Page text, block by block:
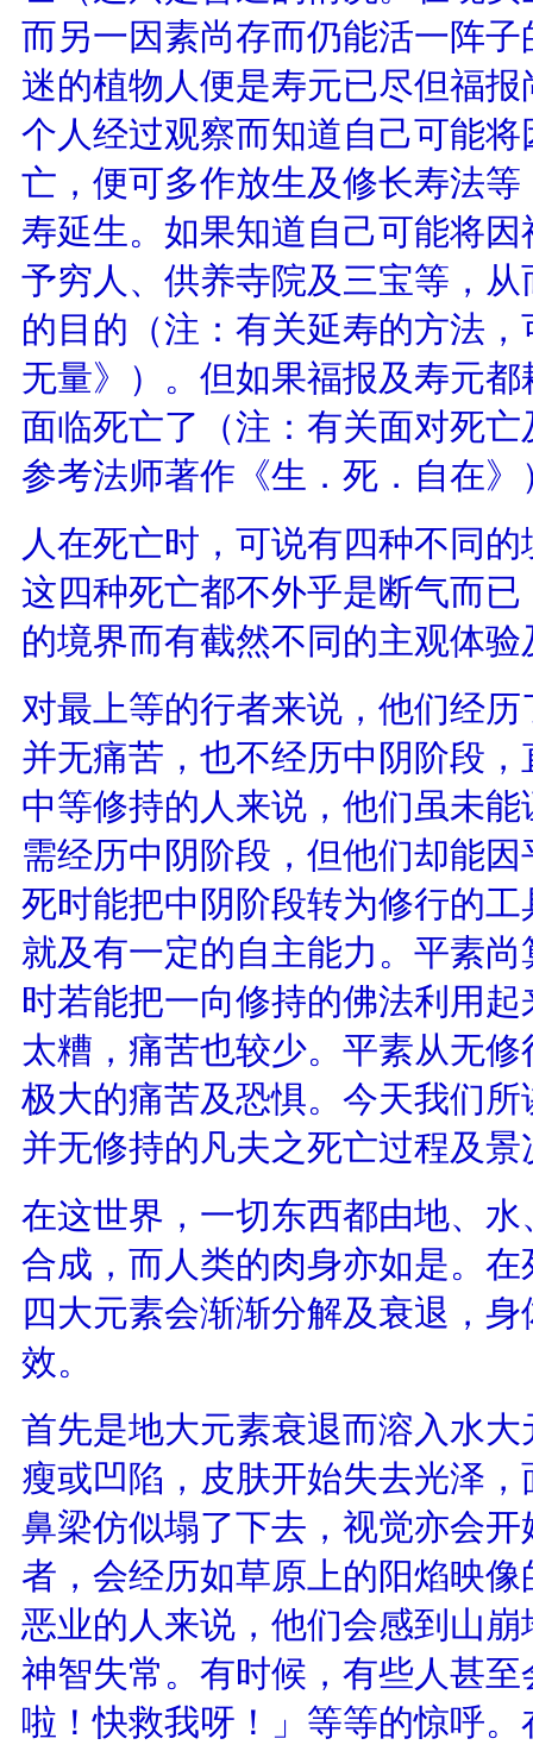
而另一因素尚存而仍能活一阵
迷的植物人便是寿元已尽但福
个人经过观察而知道自己可能
亡，便可多作放生及修长寿法
寿延生。如果知道自己可能将
予穷人、供养寺院及三宝等，
的目的（注：有关延寿的方法
无量》）。但如果福报及寿元
面临死亡了（注：有关面对死
参考法师著作《生．死．自在》
人在死亡时，可说有四种不同
这四种死亡都不外乎是断气而
的境界而有截然不同的主观体验
对最上等的行者来说，他们经
并无痛苦，也不经历中阴阶段
中等修持的人来说，他们虽未
需经历中阴阶段，但他们却能
死时能把中阴阶段转为修行的
就及有一定的自主能力。平素
时若能把一向修持的佛法利用
太糟，痛苦也较少。平素从无
极大的痛苦及恐惧。今天我们
并无修持的凡夫之死亡过程及景
在这世界，一切东西都由地、
合成，而人类的肉身亦如是。
四大元素会渐渐分解及衰退，
效。
首先是地大元素衰退而溶入水
瘦或凹陷，皮肤开始失去光泽
鼻梁仿似塌了下去，视觉亦会
者，会经历如草原上的阳焰映
恶业的人来说，他们会感到山
神智失常。有时候，有些人甚
啦！快救我呀！」等等的惊呼